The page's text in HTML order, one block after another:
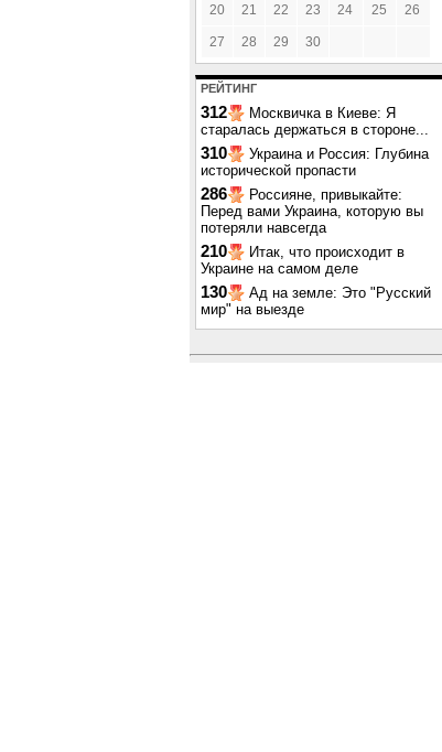
20 21 22 23 24 25 26
27 28 29 30
РЕЙТИНГ
312
Москвичка в Киеве: Я
старалась держаться в стороне...
310
Украина и Россия: Глубина
исторической пропасти
286
Россияне, привыкайте:
Перед вами Украина, которую вы
потеряли навсегда
210
Итак, что происходит в
Украине на самом деле
130
Ад на земле: Это "Русский
мир" на выезде